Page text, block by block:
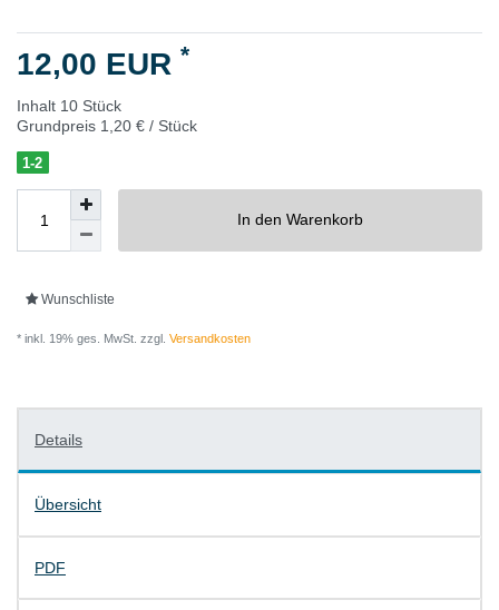
12,00 EUR *
Inhalt 10 Stück
Grundpreis 1,20 € / Stück
1-2
In den Warenkorb
Wunschliste
* inkl. 19% ges. MwSt. zzgl. Versandkosten
Details
Übersicht
PDF